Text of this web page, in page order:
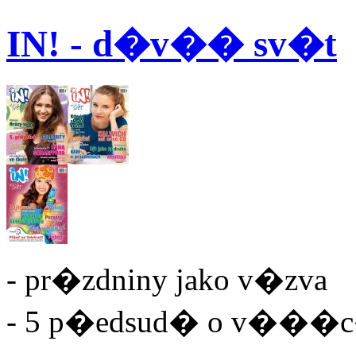
IN! - d�v�� sv�t
- pr�zdniny jako v�zva
- 5 p�edsud� o